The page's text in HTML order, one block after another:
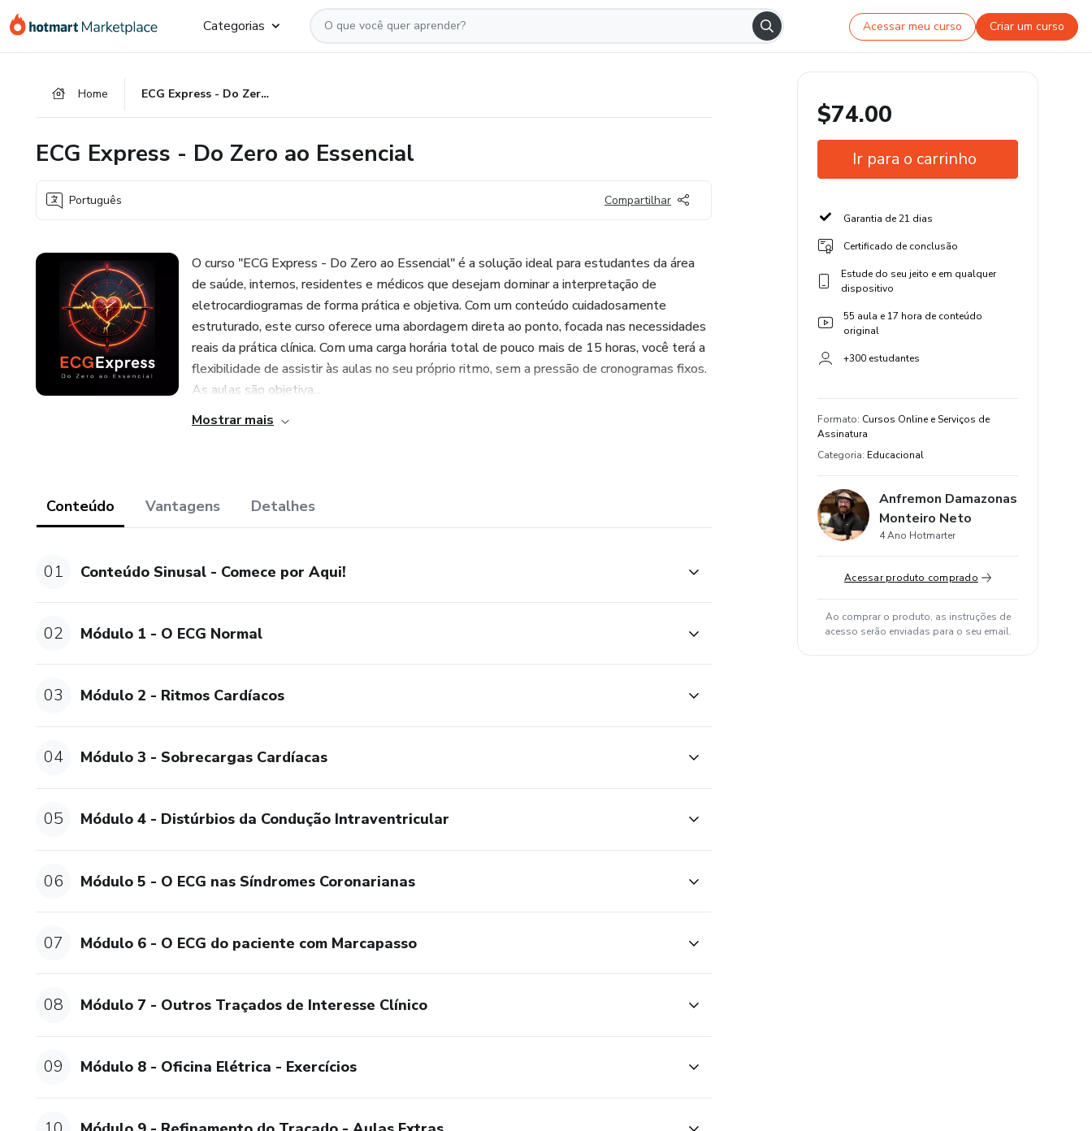
para
para
para
Categorias Acessar meu curso Criar um curso
Home ECG Express - Do Zero ao Essencial
ECG Express - Do Zero ao Essencial
Português Compartilhar
O curso "ECG Express - Do Zero ao Essencial" é a solução ideal para estudantes da área
de saúde, internos, residentes e médicos que desejam dominar a interpretação de
eletrocardiogramas de forma prática e objetiva. Com um conteúdo cuidadosamente
estruturado, este curso oferece uma abordagem direta ao ponto, focada nas necessidades
reais da prática clínica. Com uma carga horária total de pouco mais de 15 horas, você terá a
flexibilidade de assistir às aulas no seu próprio ritmo, sem a pressão de cronogramas fixos.
As aulas são objetiva...
Mostrar mais
Conteúdo Vantagens Detalhes
01 Conteúdo Sinusal - Comece por Aqui!
02 Módulo 1 - O ECG Normal
03 Módulo 2 - Ritmos Cardíacos
04 Módulo 3 - Sobrecargas Cardíacas
05 Módulo 4 - Distúrbios da Condução Intraventricular
06 Módulo 5 - O ECG nas Síndromes Coronarianas
07 Módulo 6 - O ECG do paciente com Marcapasso
08 Módulo 7 - Outros Traçados de Interesse Clínico
09 Módulo 8 - Oficina Elétrica - Exercícios
$74.00
Ir para o carrinho
Garantia de 21 dias
Certificado de conclusão
Estude do seu jeito e em qualquer
dispositivo
55 aula e 17 hora de conteúdo
original
+300 estudantes
Formato: Cursos Online e Serviços de
Assinatura
Categoria: Educacional
Anfremon Damazonas
Monteiro Neto
4 Ano Hotmarter
Acessar produto comprado
Ao comprar o produto, as instruções de
acesso serão enviadas para o seu email.